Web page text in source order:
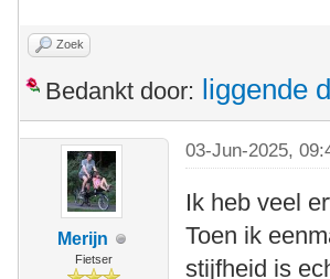
Zoek
Bedankt door: liggende
Merijn
Fietser
03-Jun-2025,
Ik heb veel
Toen ik
stijfheid is